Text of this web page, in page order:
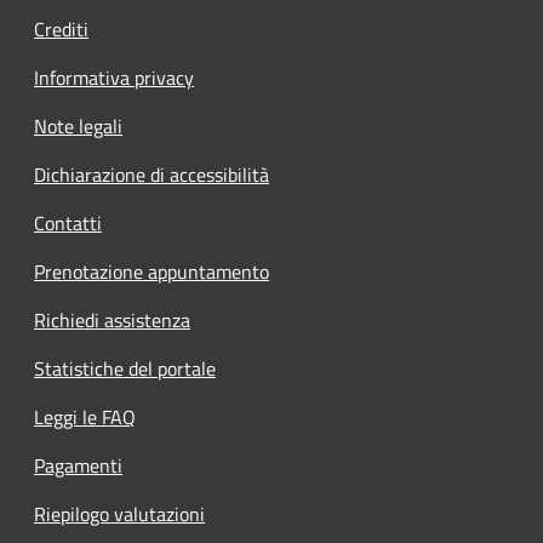
Crediti
Informativa privacy
Note legali
Dichiarazione di accessibilità
Contatti
Prenotazione appuntamento
Richiedi assistenza
Statistiche del portale
Leggi le FAQ
Pagamenti
Riepilogo valutazioni